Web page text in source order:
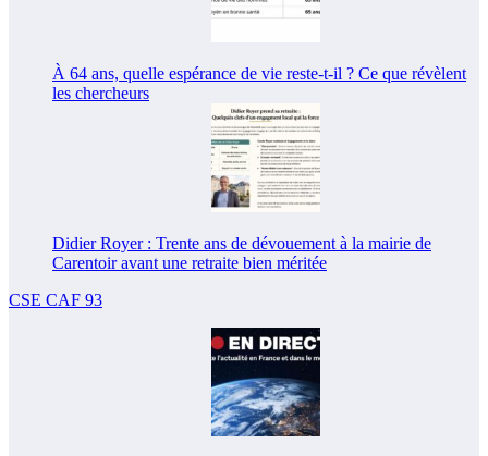
À 64 ans, quelle espérance de vie reste-t-il ? Ce que révèlent
les chercheurs
Didier Royer : Trente ans de dévouement à la mairie de
Carentoir avant une retraite bien méritée
CSE CAF 93